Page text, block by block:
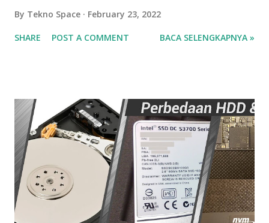
By Tekno Space February 23, 2022
SHARE POST A COMMENT BACA SELENGKAPNYA »